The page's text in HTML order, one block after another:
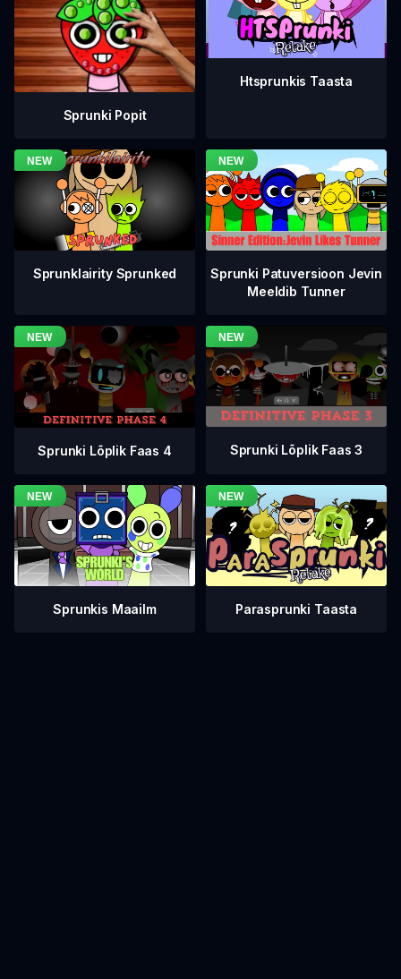
Sprunki Popit
Htsprunkis Taasta
Sprunklairity Sprunked
Sprunki Patuversioon Jevin
Meeldib Tunner
Sprunki Lõplik Faas 4 Sprunki Lõplik Faas 3
Sprunkis Maailm Parasprunki Taasta